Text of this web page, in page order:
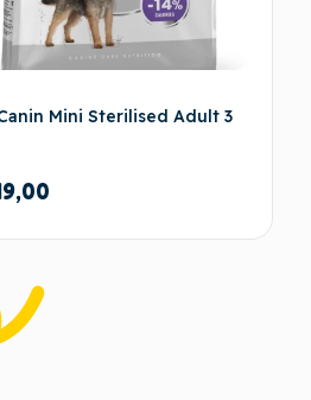
Mini Sterilised Adult 3